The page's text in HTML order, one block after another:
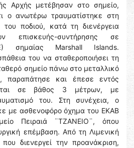
Αρχής μετέβησαν στο σημείο,
ο ανωτέρω τραυματίστηκε στη
ποδιού, κατά τη διενέργεια
επισκευής-συντήρησης σε
Ξ) σημαίας Μarshall Islands.
του να σταθεροποιήσει τη
σημείο πάνω στο μεταλλικό
παραπάτησε και έπεσε εντός
σε βάθος 3 μέτρων, με
του. Στη συνέχεια, ο
με ασθενοφόρο όχημα του ΕΚΑΒ
Πειραιά ¨ΤΖΑΝΕΙΟ¨, όπου
επέμβαση. Από τη Λιμενική
διενεργεί την προανάκριση,